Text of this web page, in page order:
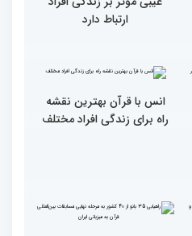
رقابت بخش بانوان چهلمین
قرآن کریم (بخش اول)
ارتباط دارد